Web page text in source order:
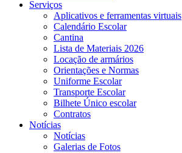
Serviços
Aplicativos e ferramentas virtuais
Calendário Escolar
Cantina
Lista de Materiais 2026
Locação de armários
Orientações e Normas
Uniforme Escolar
Transporte Escolar
Bilhete Único escolar
Contratos
Notícias
Notícias
Galerias de Fotos